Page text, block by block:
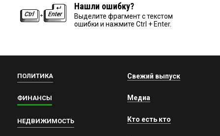
Нашли ошибку?
Выделите фрагмент с текстом
ошибки и нажмите Ctrl + Enter.
ПОЛИТИКА
ФИНАНСЫ
НЕДВИЖИМОСТЬ
Свежий выпуск
Медиа
Кто есть кто